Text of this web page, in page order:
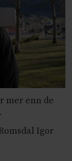
mer enn de
Igor